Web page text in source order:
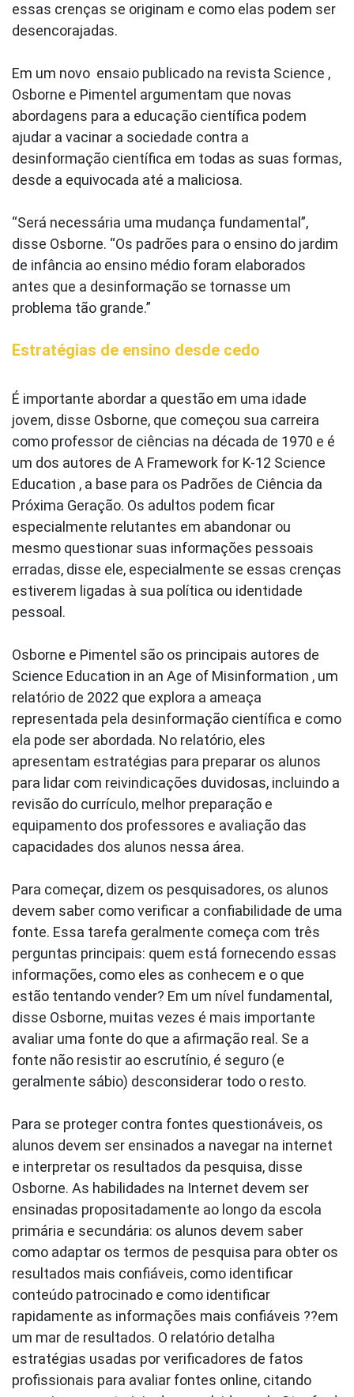
essas crenças se originam e como elas podem ser
desencorajadas.
Em um novo ensaio publicado na revista Science ,
Osborne e Pimentel argumentam que novas
abordagens para a educação científica podem
ajudar a vacinar a sociedade contra a
desinformação científica em todas as suas formas,
desde a equivocada até a maliciosa.
“Será necessária uma mudança fundamental”,
disse Osborne. “Os padrões para o ensino do jardim
de infância ao ensino médio foram elaborados
antes que a desinformação se tornasse um
problema tão grande.”
Estratégias de ensino desde cedo
É importante abordar a questão em uma idade
jovem, disse Osborne, que começou sua carreira
como professor de ciências na década de 1970 e é
um dos autores de A Framework for K-12 Science
Education , a base para os Padrões de Ciência da
Próxima Geração. Os adultos podem ficar
especialmente relutantes em abandonar ou
mesmo questionar suas informações pessoais
erradas, disse ele, especialmente se essas crenças
estiverem ligadas à sua política ou identidade
pessoal.
Osborne e Pimentel são os principais autores de
Science Education in an Age of Misinformation , um
relatório de 2022 que explora a ameaça
representada pela desinformação científica e como
ela pode ser abordada. No relatório, eles
apresentam estratégias para preparar os alunos
para lidar com reivindicações duvidosas, incluindo a
revisão do currículo, melhor preparação e
equipamento dos professores e avaliação das
capacidades dos alunos nessa área.
Para começar, dizem os pesquisadores, os alunos
devem saber como verificar a confiabilidade de uma
fonte. Essa tarefa geralmente começa com três
perguntas principais: quem está fornecendo essas
informações, como eles as conhecem e o que
estão tentando vender? Em um nível fundamental,
disse Osborne, muitas vezes é mais importante
avaliar uma fonte do que a afirmação real. Se a
fonte não resistir ao escrutínio, é seguro (e
geralmente sábio) desconsiderar todo o resto.
Para se proteger contra fontes questionáveis, os
alunos devem ser ensinados a navegar na internet
e interpretar os resultados da pesquisa, disse
Osborne. As habilidades na Internet devem ser
ensinadas propositadamente ao longo da escola
primária e secundária: os alunos devem saber
como adaptar os termos de pesquisa para obter os
resultados mais confiáveis, como identificar
conteúdo patrocinado e como identificar
rapidamente as informações mais confiáveis ??em
um mar de resultados. O relatório detalha
estratégias usadas por verificadores de fatos
profissionais para avaliar fontes online, citando